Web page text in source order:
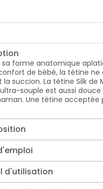
sa forme anatomique
de bébé, la tétine ne
succion. La tétine Silk de
souple est aussi
Une tétine acceptée
d'utilisation